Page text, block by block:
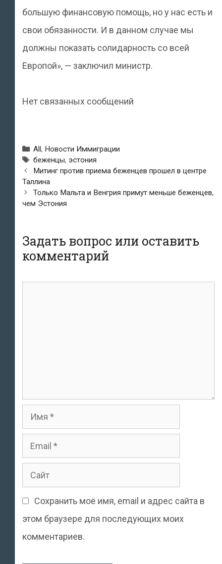
большую финансовую помощь, но у нас есть и
свои обязанности. И в данном случае мы
должны показать солидарность со всей
Европой», — заключил министр.
Нет связанных сообщений
Рубрики
All, Новости Иммиграции
Метки
беженцы, эстония
Навигация
по
записям
Митинг против приема беженцев прошел в центре
Таллина
Только Мальта и Венгрия примут меньше беженцев,
чем Эстония
Задать вопрос или оставить
комментарий
Имя
Email
Сайт
Сохранить моё имя, email и адрес сайта в
этом браузере для последующих моих
комментариев.